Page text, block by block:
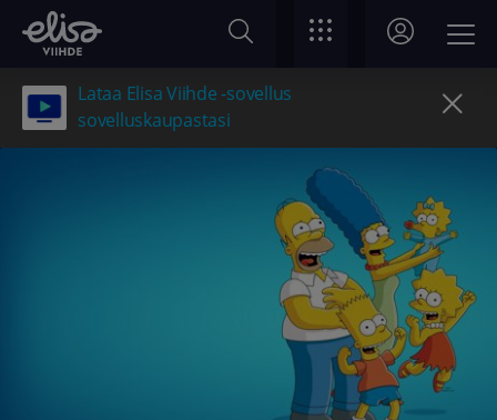
Lataa Elisa Viihde -sovellus
sovelluskaupastasi